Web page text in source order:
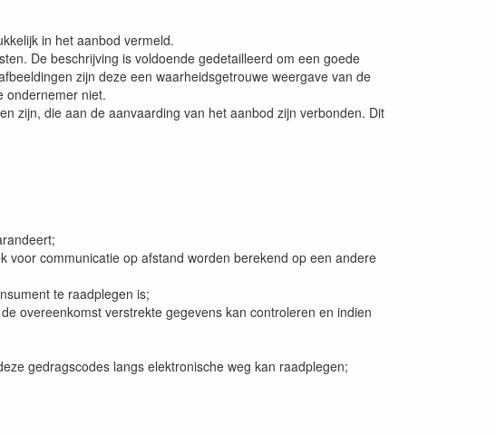
in het aanbod vermeld.
De beschrijving is voldoende gedetailleerd om een goede
zijn deze een waarheidsgetrouwe weergave van de
ondernemer niet.
zijn, die aan de aanvaarding van het aanbod zijn verbonden. Dit
communicatie op afstand worden berekend op een andere
te raadplegen is;
overeenkomst verstrekte gegevens kan controleren en indien
gedragscodes langs elektronische weg kan raadplegen;